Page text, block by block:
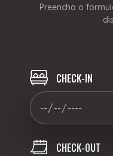
Preencha o
CHECK-IN
CHECK-OUT